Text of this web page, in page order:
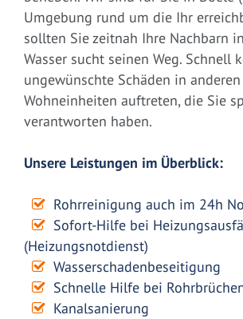
Umgebung rund um die Ihr
sollten Sie zeitnah Ihre Nachbarn
Wasser sucht seinen Weg. Schnell
ungewünschte Schäden in anderen
Wohneinheiten auftreten, die Sie
verantworten haben.
Unsere Leistungen im Überblick:
Rohrreinigung auch im 24h
Sofort-Hilfe bei
(Heizungsnotdienst)
Wasserschadenbeseitigung
Schnelle Hilfe bei
Kanalsanierung